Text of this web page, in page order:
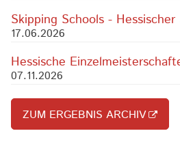
Skipping Schools -
17.06.2026
Hessische
07.11.2026
ZUM ERGEBNIS ARCHIV